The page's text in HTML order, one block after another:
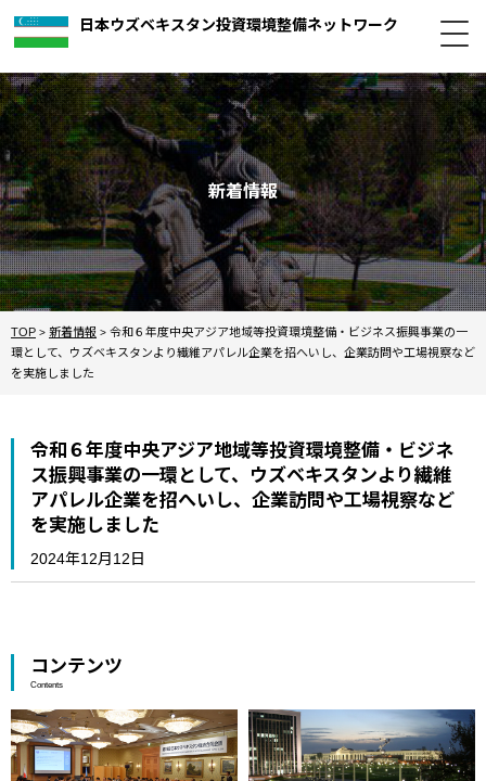
日本ウズベキスタン投資環境整備ネットワーク
新着情報
TOP > 新着情報 > 令和６年度中央アジア地域等投資環境整備・ビジネス振興事業の一
環として、ウズベキスタンより繊維アパレル企業を招へいし、企業訪問や工場視察など
を実施しました
令和６年度中央アジア地域等投資環境整備・ビジネ
ス振興事業の一環として、ウズベキスタンより繊維
アパレル企業を招へいし、企業訪問や工場視察など
を実施しました
2024年12月12日
コンテンツ
Contents